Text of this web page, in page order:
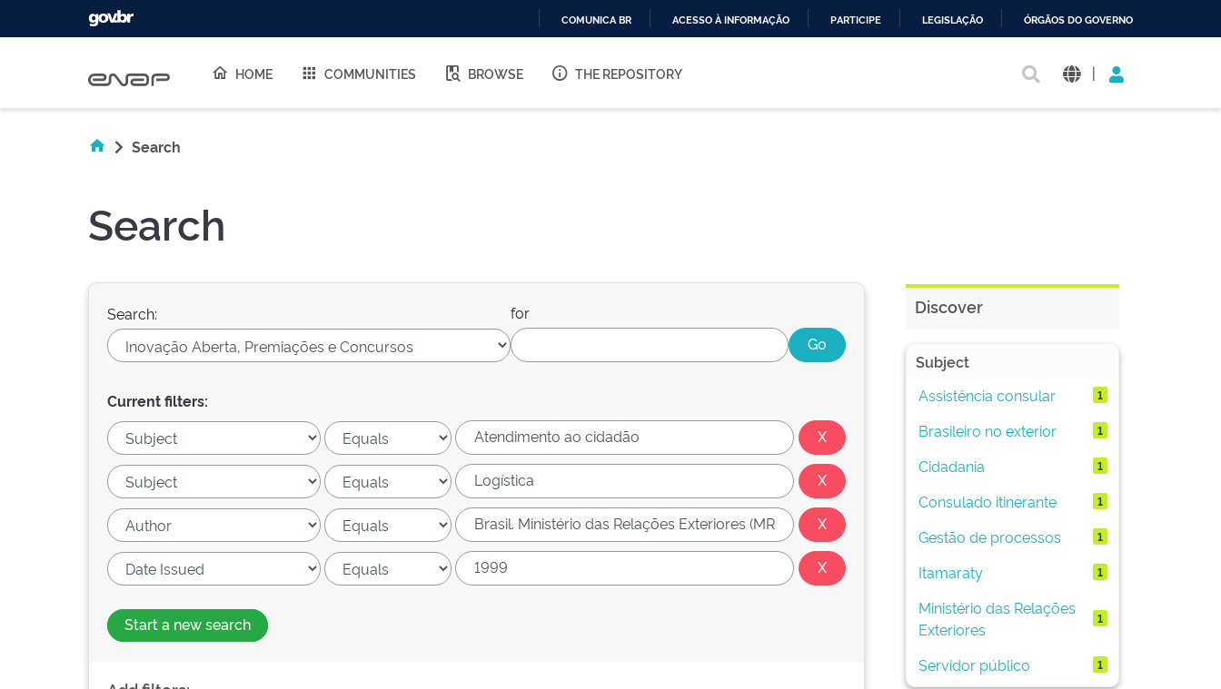
O
COMUNICA BR ACESSO À INFORMAÇÃO PARTICIPE LEGISLAÇÃO ÓRGÃOS DO GOVERNO
HOME COMMUNITIES BROWSE THE REPOSITORY |
Search
Search
Search: for
Current filters:
Start a new search
Discover
Subject
Assistência consular
1
Brasileiro no exterior 1
Cidadania 1
Consulado itinerante 1
Gestão de processos 1
Itamaraty 1
Ministério das Relações
Exteriores
1
Servidor público 1